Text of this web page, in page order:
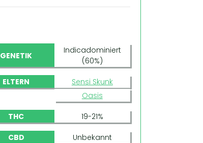
GENETIK
Indicadominiert
(60%)
ELTERN
Sensi Skunk
Oasis
THC 19-21%
CBD Unbekannt